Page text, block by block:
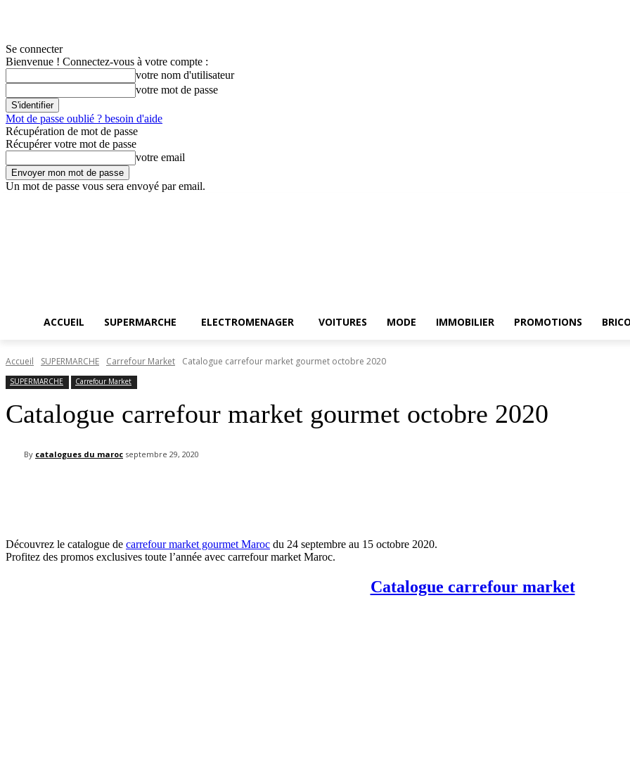
Se connecter
Bienvenue ! Connectez-vous à votre compte :
votre nom d'utilisateur
votre mot de passe
Mot de passe oublié ? besoin d'aide
Récupération de mot de passe
Récupérer votre mot de passe
votre email
Un mot de passe vous sera envoyé par email.
ACCUEIL SUPERMARCHE ELECTROMENAGER VOITURES MODE IMMOBILIER PROMOTIONS
Accueil SUPERMARCHE Carrefour Market Catalogue carrefour market gourmet octobre 2020
SUPERMARCHE Carrefour Market
Catalogue carrefour market gourmet octobre 2020
By catalogues du maroc septembre 29, 2020
Découvrez le catalogue de carrefour market gourmet Maroc du 24 septembre au 15 octobre 2020.
Profitez des promos exclusives toute l’année avec carrefour market Maroc.
Catalogue carrefour market